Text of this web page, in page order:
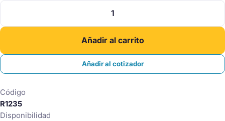
Reactivo
Biuret
Añadir al carrito
Añadir al cotizador
Código
R1235
Disponibilidad